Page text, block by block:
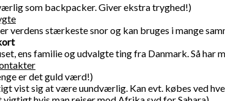
som backpacker. Giver ekstra tryghed!)
verdens stærkeste snor og kan bruges i mange
ens familie og udvalgte ting fra Danmark. Så har
er det guld værd!)
vist sig at være uundværlig. Kan evt. købes ved